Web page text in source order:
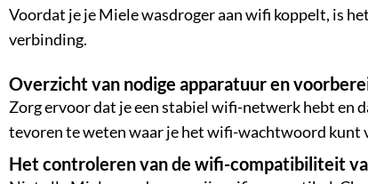
Voordat je je Miele wasdroger aan wifi koppelt, is
verbinding.
Overzicht van nodige apparatuur en
Zorg ervoor dat je een stabiel wifi-netwerk hebt en
tevoren te weten waar je het wifi-wachtwoord kunt
Het controleren van de wifi-compatibiliteit